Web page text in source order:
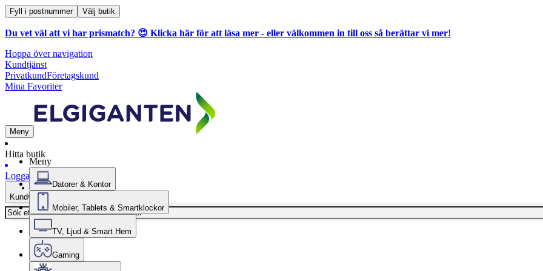
Fyll i postnummer Välj butik
Du vet väl att vi har prismatch? 😍 Klicka här för att läsa mer - eller välkommen in till oss så berättar vi mer!
Hoppa över navigation
Kundtjänst
PrivatkundFöretagskund
Mina Favoriter
Meny
Hitta butik
Logga in
Kundvagn
Meny
Datorer & Kontor
Mobiler, Tablets & Smartklockor
TV, Ljud & Smart Hem
Gaming